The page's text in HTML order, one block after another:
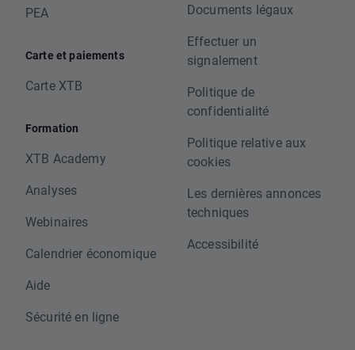
PEA
Carte et paiements
Carte XTB
Formation
XTB Academy
Analyses
Webinaires
Calendrier économique
Aide
Sécurité en ligne
Documents légaux
Effectuer un
signalement
Politique de
confidentialité
Politique relative aux
cookies
Les dernières annonces
techniques
Accessibilité